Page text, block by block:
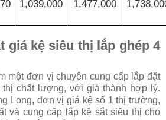
1,039,000 1,477,000
giá kệ siêu thị lắp ghép 4
một đơn vị chuyên cung cấp lắp đặt
thị chất lượng, với giá thành hợp lý.
Long, đơn vị giá kệ số 1 thị trường,
và cung cấp lắp kệ sắt siêu thị cho